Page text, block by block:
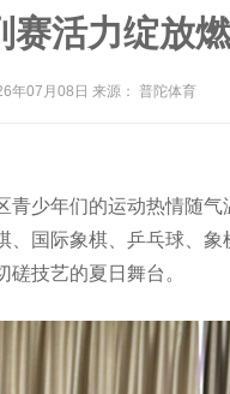
赛活力绽放
年07月08日 来源： 普陀体育
少年们的运动热情随气
、国际象棋、乒乓球、
技艺的夏日舞台。